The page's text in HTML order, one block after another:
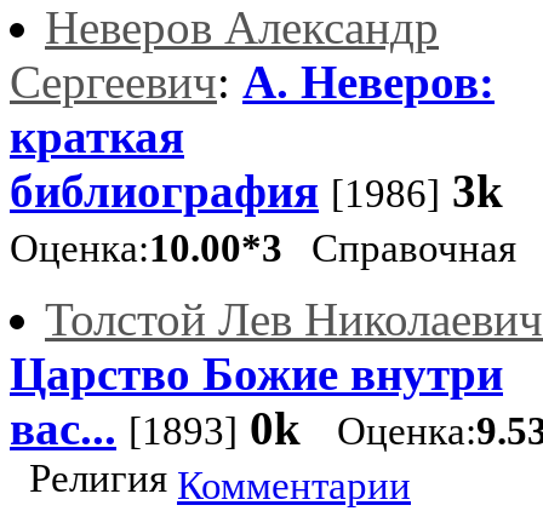
Неверов Александр
Сергеевич: А. Неверов:
краткая
библиография [1986] 3k
Оценка:10.00*3 Справочная
Толстой Лев Николаевич
Царство Божие внутри
вас... [1893] 0k Оценка:
Религия Комментарии